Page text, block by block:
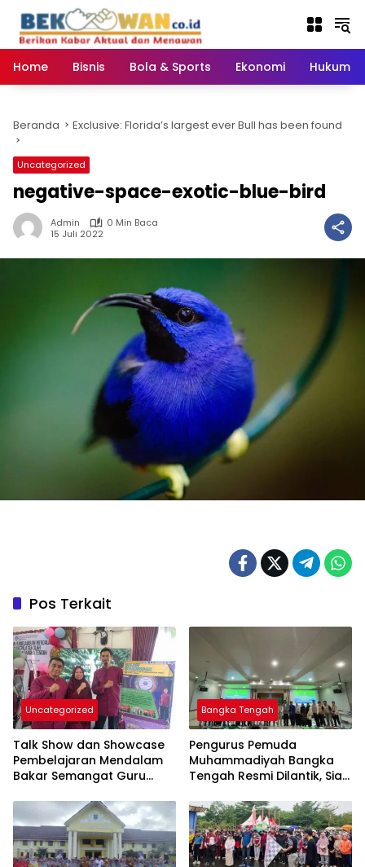
konten
Home
Bisnis Bola & Sports Ekonomi Hukum
Beranda Exclusive: Florida’s largest ever Bull has been found
Uncategorized
negative-space-exotic-blue-bird
Admin
0 Min Baca
15 Juli 2022
Pos Terkait
Uncategorized
Talk Show dan Showcase
Pembelajaran Mendalam
Bakar Semangat Guru
Inovasi di Kelas
Bangka Tengah
Pengurus Pemuda
Muhammadiyah Bangka
Tengah Resmi Dilantik, Siap
Pembangunan Daerah